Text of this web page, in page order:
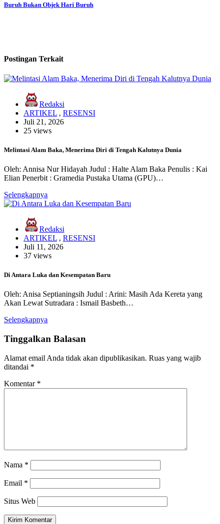
Buruh Bukan Objek Hari Buruh
Postingan Terkait
Redaksi
ARTIKEL , RESENSI
Juli 21, 2026
25 views
Melintasi Alam Baka, Menerima Diri di Tengah Kalutnya Dunia
Oleh: Annisa Nur Hidayah Judul : Halte Alam Baka Penulis : Kai
Elian Penerbit : Gramedia Pustaka Utama (GPU)…
Selengkapnya
Redaksi
ARTIKEL , RESENSI
Juli 11, 2026
37 views
Di Antara Luka dan Kesempatan Baru
Oleh: Anisa Septianingsih Judul : Arini: Masih Ada Kereta yang
Akan Lewat Sutradara : Ismail Basbeth…
Selengkapnya
Tinggalkan Balasan
Alamat email Anda tidak akan dipublikasikan. Ruas yang wajib
ditandai *
Komentar *
Nama *
Email *
Situs Web